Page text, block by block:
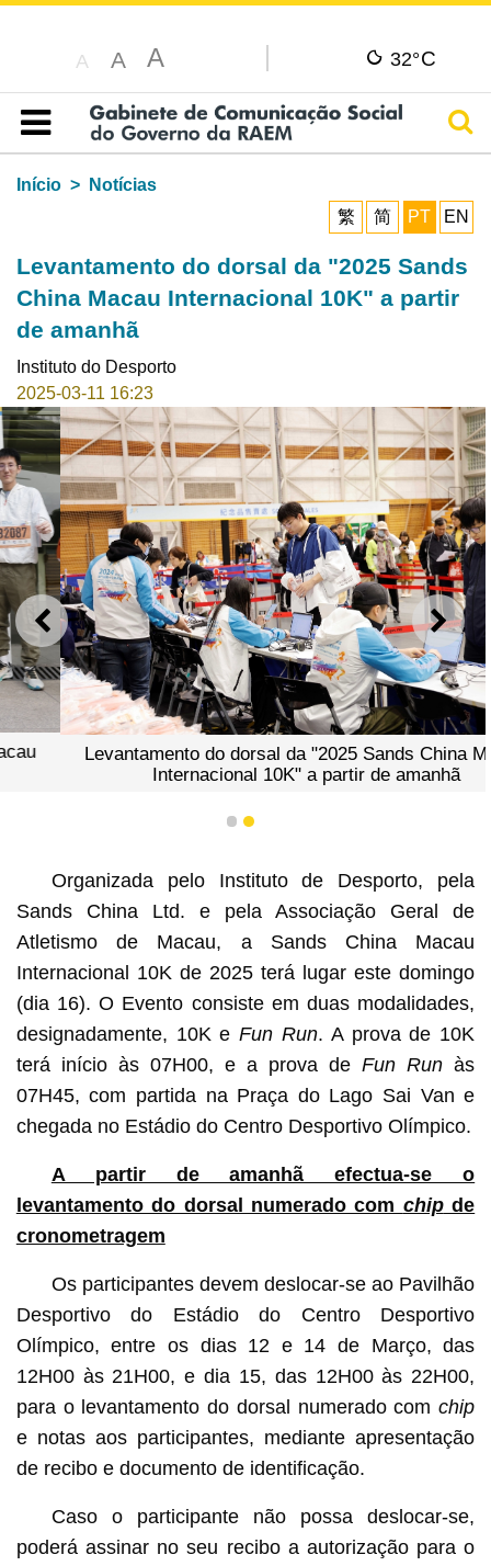
A A A 32°C
Índice
Início
Notícias
繁
简 PT EN
Levantamento do dorsal da "2025 Sands
China Macau Internacional 10K" a partir
de amanhã
Instituto do Desporto
2025-03-11 16:23
ANTERIOR
Levantamento do dorsal da "2025 Sands China Macau
Internacional 10K" a partir de amanhã
1 2
Organizada pelo Instituto de Desporto, pela
Sands China Ltd. e pela Associação Geral de
Atletismo de Macau, a Sands China Macau
Internacional 10K de 2025 terá lugar este domingo
(dia 16). O Evento consiste em duas modalidades,
designadamente, 10K eFun Run. A prova de 10K
terá início às 07H00, e a prova deFun Run às
07H45, com partida na Praça do Lago Sai Van e
chegada no Estádio do Centro Desportivo Olímpico.
A partir de amanhã efectua-se o
levantamento do dorsal numerado com chipde
cronometragem
Os participantes devem deslocar-se ao Pavilhão
Desportivo do Estádio do Centro Desportivo
Olímpico, entre os dias 12 e 14 de Março, das
12H00 às 21H00, e dia 15, das 12H00 às 22H00,
para o levantamento do dorsal numerado comchip
e notas aos participantes, mediante apresentação
de recibo e documento de identificação.
Caso o participante não possa deslocar-se,
poderá assinar no seu recibo a autorização para o